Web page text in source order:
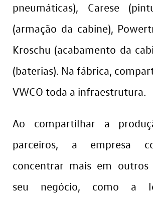
pneumáticas), Carese
(armação da cabine),
Kroschu (acabamento da
(baterias). Na fábrica,
VWCO toda a infraestrutura.
Ao compartilhar a
parceiros, a empresa
concentrar mais em outros
seu negócio, como a